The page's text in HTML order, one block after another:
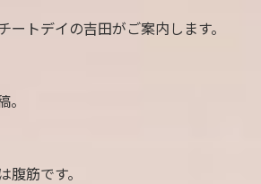
ートデイの吉田がご案内します。
。
腹筋です。